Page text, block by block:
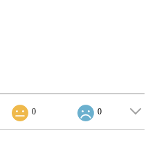
0 0